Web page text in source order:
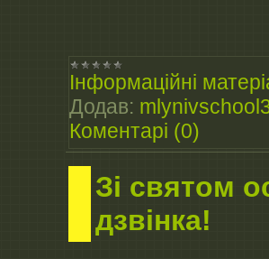
Інформаційні
Додав:
Коментарі (0)
Зі святом
дзвінка!